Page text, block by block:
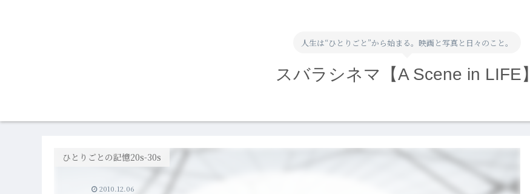
人生は“ひとりごと”から始まる。映画と写真と日々のこと。
スバラシネマ【A Scene in LIFE】
ひとりごとの記憶20s-30s
2010.12.06